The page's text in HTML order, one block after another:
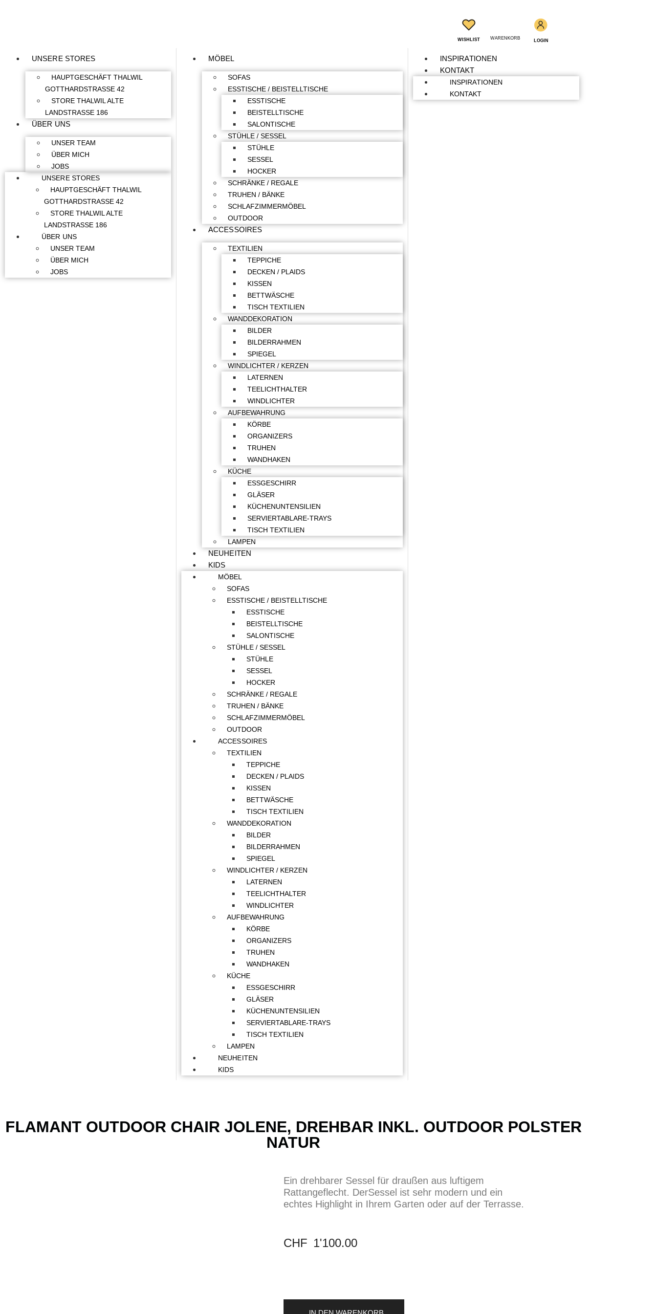
WISHLIST WARENKORB LOGIN
UNSERE STORES
HAUPTGESCHÄFT THALWIL
GOTTHARDSTRASSE 42
STORE THALWIL ALTE
LANDSTRASSE 186
ÜBER UNS
UNSER TEAM
ÜBER MICH
JOBS
UNSERE STORES
HAUPTGESCHÄFT THALWIL
GOTTHARDSTRASSE 42
STORE THALWIL ALTE
LANDSTRASSE 186
ÜBER UNS
UNSER TEAM
ÜBER MICH
JOBS
MÖBEL
SOFAS
ESSTISCHE / BEISTELLTISCHE
ESSTISCHE
BEISTELLTISCHE
SALONTISCHE
STÜHLE / SESSEL
STÜHLE
SESSEL
HOCKER
SCHRÄNKE / REGALE
TRUHEN / BÄNKE
SCHLAFZIMMERMÖBEL
OUTDOOR
ACCESSOIRES
TEXTILIEN
TEPPICHE
DECKEN / PLAIDS
KISSEN
BETTWÄSCHE
TISCH TEXTILIEN
WANDDEKORATION
BILDER
BILDERRAHMEN
SPIEGEL
WINDLICHTER / KERZEN
LATERNEN
TEELICHTHALTER
WINDLICHTER
AUFBEWAHRUNG
KÖRBE
ORGANIZERS
TRUHEN
WANDHAKEN
KÜCHE
ESSGESCHIRR
GLÄSER
KÜCHENUNTENSILIEN
SERVIERTABLARE-TRAYS
TISCH TEXTILIEN
LAMPEN
NEUHEITEN
KIDS
MÖBEL
SOFAS
ESSTISCHE / BEISTELLTISCHE
ESSTISCHE
BEISTELLTISCHE
SALONTISCHE
STÜHLE / SESSEL
STÜHLE
SESSEL
HOCKER
SCHRÄNKE / REGALE
TRUHEN / BÄNKE
SCHLAFZIMMERMÖBEL
OUTDOOR
ACCESSOIRES
TEXTILIEN
TEPPICHE
DECKEN / PLAIDS
KISSEN
BETTWÄSCHE
TISCH TEXTILIEN
WANDDEKORATION
BILDER
BILDERRAHMEN
SPIEGEL
WINDLICHTER / KERZEN
LATERNEN
TEELICHTHALTER
WINDLICHTER
AUFBEWAHRUNG
KÖRBE
ORGANIZERS
TRUHEN
WANDHAKEN
KÜCHE
ESSGESCHIRR
GLÄSER
KÜCHENUNTENSILIEN
SERVIERTABLARE-TRAYS
TISCH TEXTILIEN
LAMPEN
NEUHEITEN
KIDS
INSPIRATIONEN
KONTAKT
INSPIRATIONEN
KONTAKT
FLAMANT OUTDOOR CHAIR JOLENE, DREHBAR INKL. OUTDOOR POLSTER
NATUR
Ein drehbarer Sessel für draußen aus luftigem
Rattangeflecht. DerSessel ist sehr modern und ein
echtes Highlight in Ihrem Garten oder auf der Terrasse.
CHF 1'100.00